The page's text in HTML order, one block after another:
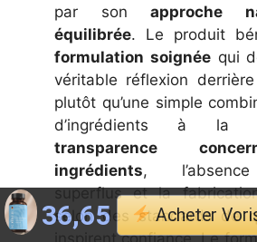
par son approche
équilibrée. Le produit
formulation soignéequi
véritable réflexion
plutôt qu’une simple
d’ingrédients à la
transparence
ingrédients,
superflus et la
selon des standards de
Le prix initial
36,65 €Le prix
Acheter